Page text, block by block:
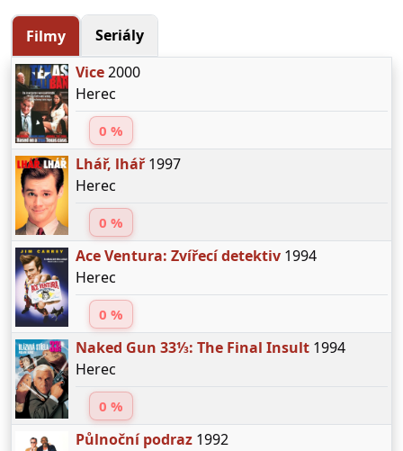
Filmy
Seriály
Vice2000
Herec
0 %
Lhář, lhář1997
Herec
0 %
Ace Ventura: Zvířecí detektiv1994
Herec
0 %
Naked Gun 33⅓: The Final Insult1994
Herec
0 %
Půlnoční podraz1992